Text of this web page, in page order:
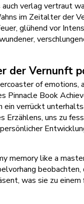
verlag vertraut
im Zeitalter der
glühend vor
der Vernunft
of
Pinnacle Book
verrückt
uns zu
like a
was sie zu